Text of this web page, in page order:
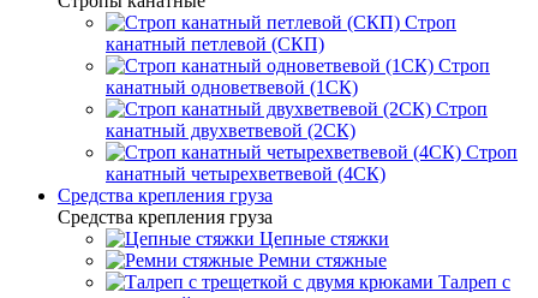
Строп
канатный петлевой (СКП)
Строп
канатный одноветвевой (1СК)
Строп
канатный двухветвевой (2СК)
Строп
канатный четырехветвевой (4СК)
Средства крепления груза
Средства крепления груза
Цепные стяжки
Ремни стяжные
Талреп с